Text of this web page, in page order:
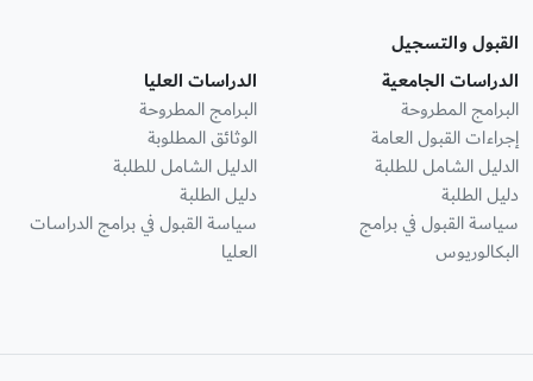
القبول والتسجيل
الدراسات الجامعية
البرامج المطروحة
إجراءات القبول العامة
الدليل الشامل للطلبة
دليل الطلبة
سياسة القبول في برامج
البكالوريوس
الدراسات العليا
البرامج المطروحة
الوثائق المطلوبة
الدليل الشامل للطلبة
دليل الطلبة
سياسة القبول في برامج الدراسات
العليا